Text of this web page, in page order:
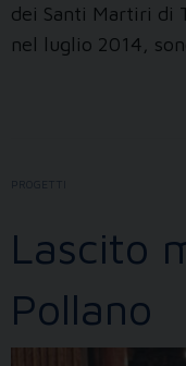
dei Santi Martiri di
nel luglio 2014,
PROGETTI
Lascito
Pollano